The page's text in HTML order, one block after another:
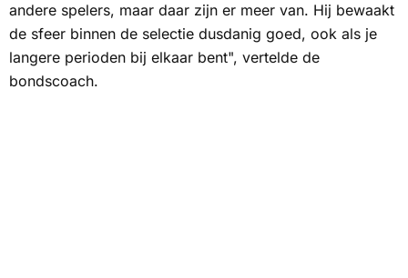
andere spelers, maar daar zijn er meer van. Hij bewaakt
de sfeer binnen de selectie dusdanig goed, ook als je
langere perioden bij elkaar bent", vertelde de
bondscoach.